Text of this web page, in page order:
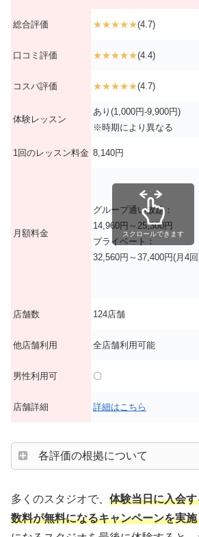
総合評価 ★★★★★(4.7)
口コミ評価 ★★★★★(4.4)
コスパ評価 ★★★★★(4.7)
体験レッスン
あり(1,000円-9,900円)
※時期により異なる
1回のレッスン料金 8,140円
月額料金
グループ通い放題：
14,960円～25,300円
プライベート：
32,560円～37,400円(月4
店舗数 124店舗
他店舗利用 全店舗利用可能
男性利用可 〇
店舗詳細 詳細はこちら
スクロールできます
各評価の根拠について
多くのスタジオで、 体験当日に入会
数料が無料になるキャンペーンを実